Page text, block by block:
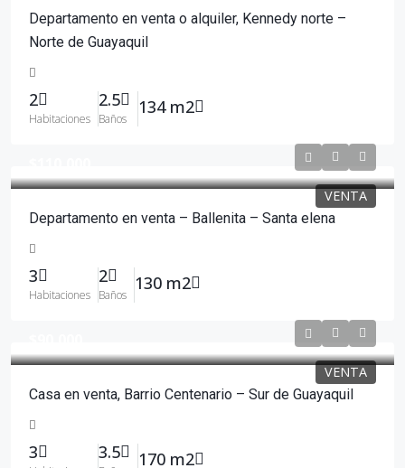
Departamento en venta o alquiler, Kennedy norte –
Norte de Guayaquil
2
Habitaciones
2.5
Baños
134 m2
VENTA
Departamento en venta – Ballenita – Santa elena
3
Habitaciones
2
Baños
130 m2
VENTA
Casa en venta, Barrio Centenario – Sur de Guayaquil
3 3.5 170 m2